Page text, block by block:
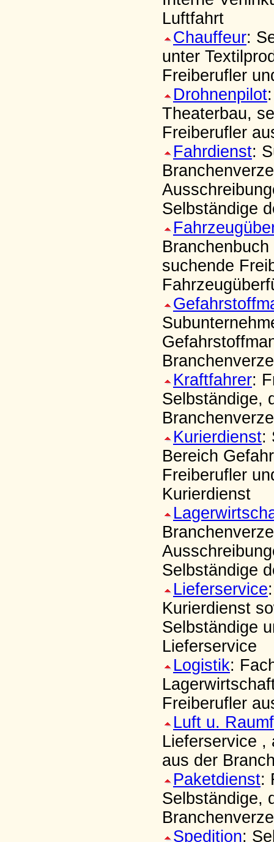
Luftfahrt
Chauffeur:
unter
Freiberufler
Drohnenpilot
Theaterbau,
Freiberufler
Fahrdienst:
Selbständige
suchende
Kraftfahrer:
Selbständige,
Kurierdienst:
Bereich
Freiberufler
Kurierdienst
Selbständige
Lieferservice
Kurierdienst
Selbständige
Lieferservice
Logistik:
Freiberufler
Luft u.
Lieferservice ,
aus der
Paketdienst:
Selbständige,
Spedition: